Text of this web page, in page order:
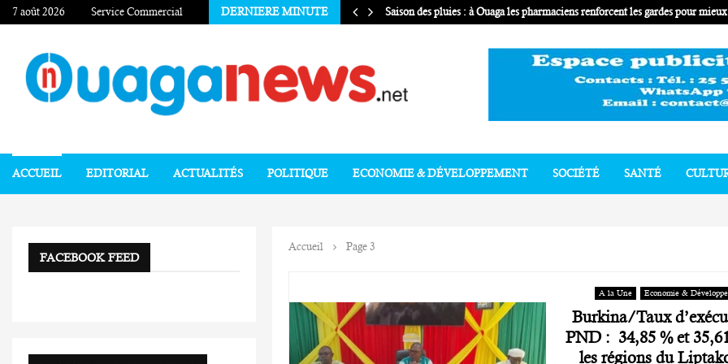
7 août 2026 Service Commercial DERNIERE MINUTE Saison des pluies : à Ouaga les pharmaciens renforcent les gardes pour
ACCUEIL EDITORIAL ACTUALITÉS POLITIQUE ECONOMIE & DÉVELOPPEMENT SOCIÉTÉ SANTÉ
Accueil Page 3
A la Une Economie &
Burkina/Taux
PND : 34,85 % et
les régions du
FACEBOOK FEED